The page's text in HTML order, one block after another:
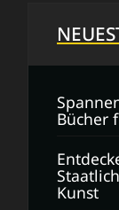
Bücher
Kunst